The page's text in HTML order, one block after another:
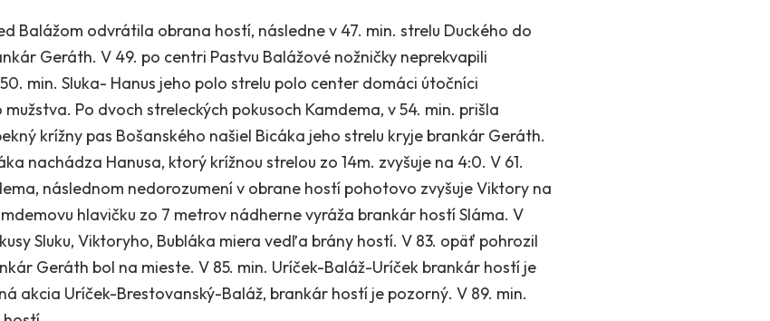
Balážom odvrátila obrana hostí, následne v 47. min. strelu Duckého do
Geráth. V 49. po centri Pastvu Balážové nožničky neprekvapili
min. Sluka- Hanus jeho polo strelu polo center domáci útočníci
Po dvoch streleckých pokusoch Kamdema, v 54. min. prišla
krížny pas Bošanského našiel Bicáka jeho strelu kryje brankár Geráth.
nachádza Hanusa, ktorý krížnou strelou zo 14m. zvyšuje na 4:0. V 61.
následnom nedorozumení v obrane hostí pohotovo zvyšuje Viktory na
hlavičku zo 7 metrov nádherne vyráža brankár hostí Sláma. V
Sluku, Viktoryho, Bubláka miera vedľa brány hostí. V 83. opäť pohrozil
Geráth bol na mieste. V 85. min. Uríček-Baláž-Uríček brankár hostí je
akcia Uríček-Brestovanský-Baláž, brankár hostí je pozorný. V 89. min.